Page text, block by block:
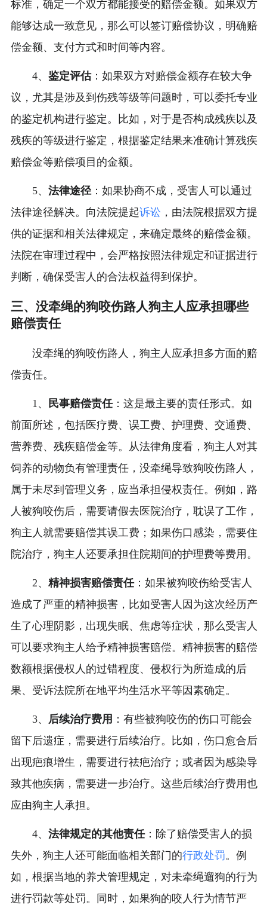
标准，确定一个双方都能接受的赔偿金额。如果双方
能够达成一致意见，那么可以签订赔偿协议，明确赔
偿金额、支付方式和时间等内容。
4、 鉴定评估：如果双方对赔偿金额存在较大争
议，尤其是涉及到伤残等级等问题时，可以委托专业
的鉴定机构进行鉴定。比如，对于是否构成残疾以及
残疾的等级进行鉴定，根据鉴定结果来准确计算残疾
赔偿金等赔偿项目的金额。
5、 法律途径：如果协商不成，受害人可以通过
法律途径解决。向法院提起诉讼 ，由法院根据双方提
供的证据和相关法律规定，来确定最终的赔偿金额。
法院在审理过程中，会严格按照法律规定和证据进行
判断，确保受害人的合法权益得到保护。
三、没牵绳的狗咬伤路人狗主人应承担哪些
赔偿责任
没牵绳的狗咬伤路人，狗主人应承担多方面的赔
偿责任。
1、 民事赔偿责任：这是最主要的责任形式。如
前面所述，包括医疗费、误工费、护理费、交通费、
营养费、残疾赔偿金等。从法律角度看，狗主人对其
饲养的动物负有管理责任，没牵绳导致狗咬伤路人，
属于未尽到管理义务，应当承担侵权责任。例如，路
人被狗咬伤后，需要请假去医院治疗，耽误了工作，
狗主人就需要赔偿其误工费；如果伤口感染，需要住
院治疗，狗主人还要承担住院期间的护理费等费用。
2、 精神损害赔偿责任：如果被狗咬伤给受害人
造成了严重的精神损害，比如受害人因为这次经历产
生了心理阴影，出现失眠、焦虑等症状，那么受害人
可以要求狗主人给予精神损害赔偿。精神损害的赔偿
数额根据侵权人的过错程度、侵权行为所造成的后
果、受诉法院所在地平均生活水平等因素确定。
3、 后续治疗费用 ：有些被狗咬伤的伤口可能会
留下后遗症，需要进行后续治疗。比如，伤口愈合后
出现疤痕增生，需要进行祛疤治疗；或者因为感染导
致其他疾病，需要进一步治疗。这些后续治疗费用也
应由狗主人承担。
4、 法律规定的其他责任：除了赔偿受害人的损
失外，狗主人还可能面临相关部门的行政处罚。例
如，根据当地的养犬管理规定，对未牵绳遛狗的行为
进行罚款等处罚。同时，如果狗的咬人行为情节严